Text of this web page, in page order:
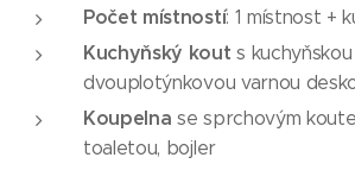
Počet místností: 1 místnost +
Kuchyňský kout s kuchyňskou
dvouplotýnkovou varnou
Koupelna se sprchovým
toaletou, bojler